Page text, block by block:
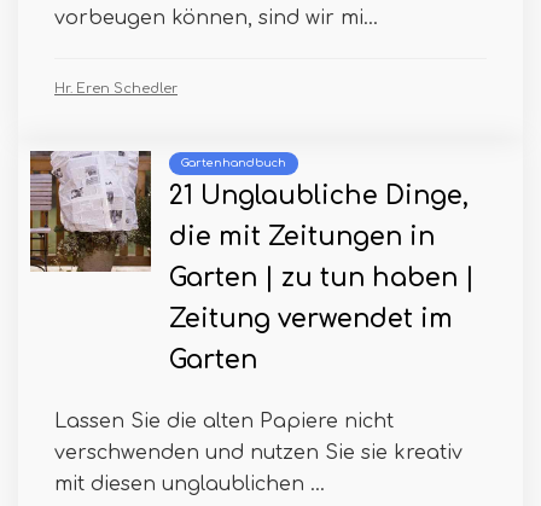
vorbeugen können, sind wir mi...
Hr. Eren Schedler
Gartenhandbuch
21 Unglaubliche Dinge,
die mit Zeitungen in
Garten | zu tun haben |
Zeitung verwendet im
Garten
Lassen Sie die alten Papiere nicht
verschwenden und nutzen Sie sie kreativ
mit diesen unglaublichen ...